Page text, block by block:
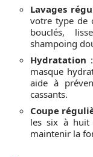
Lavages
votre type de
bouclés,
shampoing
Hydratation
masque
aide à
cassants.
Coupe
les six à huit
maintenir la